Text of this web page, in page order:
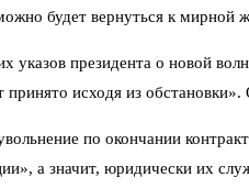
будет вернуться к
президента о новой
исходя из обстановки».
по окончании
а значит, юридически их